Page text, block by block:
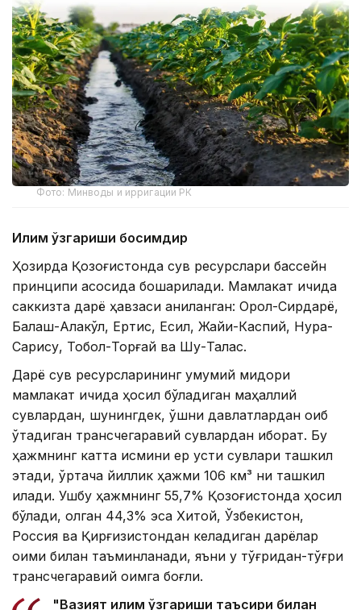
Фото: Минводы и ирригации РК
Иқлим ўзгариши босимдир
Ҳозирда Қозоғистонда сув ресурслари бассейн
принципи асосида бошқарилади. Мамлакат ичида
саккизта дарё ҳавзаси аниқланган: Орол-Сирдарё,
Балқаш-Алакўл, Ертис, Есил, Жайиқ-Каспий, Нура-
Сарису, Тобол-Торғай ва Шу-Талас.
Дарё сув ресурсларининг умумий миқдори
мамлакат ичида ҳосил бўладиган маҳаллий
сувлардан, шунингдек, қўшни давлатлардан оқиб
ўтадиган трансчегаравий сувлардан иборат. Бу
ҳажмнинг катта қисмини ер усти сувлари ташкил
этади, ўртача йиллик ҳажми 106 км³ ни ташкил
қилади. Ушбу ҳажмнинг 55,7% Қозоғистонда ҳосил
бўлади, қолган 44,3% эса Хитой, Ўзбекистон,
Россия ва Қирғизистондан келадиган дарёлар
оқими билан таъминланади, яъни у тўғридан-тўғри
трансчегаравий оқимга боғлиқ.
"Вазият иқлим ўзгариши таъсири билан